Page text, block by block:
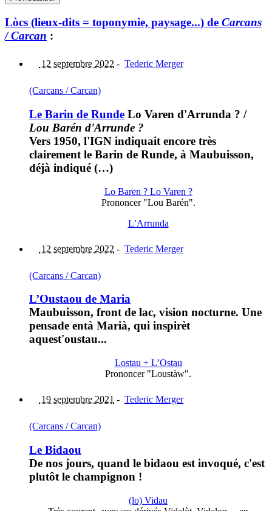
Lòcs (lieux-dits = toponymie, paysage...) de Carcans
/ Carcan :
12 septembre 2022 - Tederic Merger
(Carcans / Carcan)
Le Barin de Runde Lo Varen d'Arrunda ? /
Lou Barén d'Arrunde ?
Vers 1950, l'IGN indiquait encore très
clairement le Barin de Runde, à Maubuisson,
déjà indiqué (…)
Lo Baren ? Lo Varen ?
Prononcer "Lou Barén".
L’Arrunda
12 septembre 2022 - Tederic Merger
(Carcans / Carcan)
L’Oustaou de Maria
Maubuisson, front de lac, vision nocturne. Une
pensade entà Marià, qui inspirèt
aquest'oustau...
Lostau + L’Ostau
Prononcer "Loustàw".
19 septembre 2021 - Tederic Merger
(Carcans / Carcan)
Le Bidaou
De nos jours, quand le bidaou est invoqué, c'est
plutôt le champignon !
(lo) Vidau